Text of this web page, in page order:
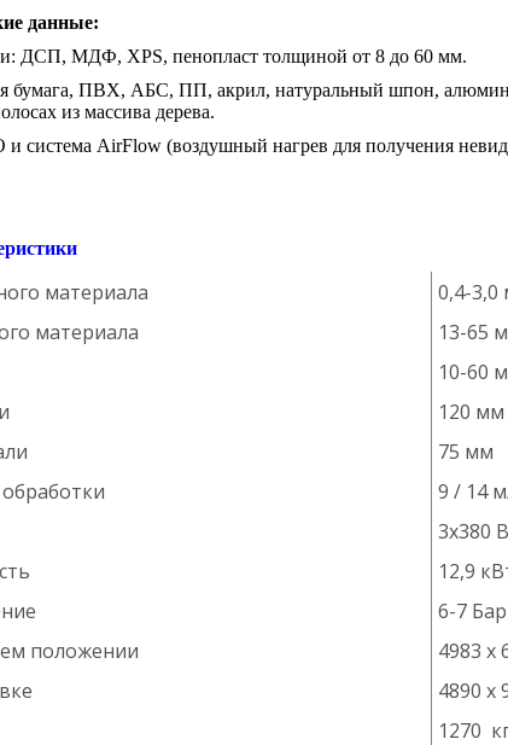
данные:
ДСП, МДФ, XPS, пенопласт толщиной от 8 до 60 мм.
бумага, ПВХ, АБС, ПП, акрил, натуральный шпон,
из массива дерева.
и система AirFlow (воздушный нагрев для получения
материала
0,4-
материала
13-65
10-60
120 мм
75 мм
9 / 14
3х380
12,9
6-7 Бар
положении
4983 x
4890 x
1270